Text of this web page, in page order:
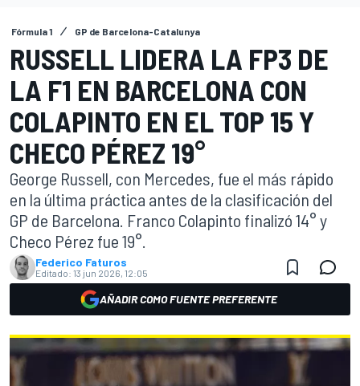
Fórmula 1 GP de Barcelona-Catalunya
RUSSELL LIDERA LA FP3 DE
LA F1 EN BARCELONA CON
COLAPINTO EN EL TOP 15 Y
CHECO PÉREZ 19°
George Russell, con Mercedes, fue el más rápido
en la última práctica antes de la clasificación del
GP de Barcelona. Franco Colapinto finalizó 14° y
Checo Pérez fue 19°.
Federico Faturos
Editado: 13 jun 2026, 12:05
AÑADIR COMO FUENTE PREFERENTE